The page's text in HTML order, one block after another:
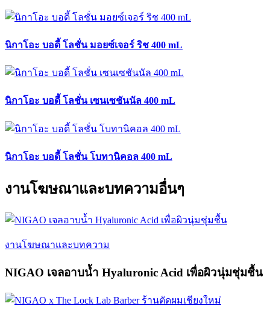
นิกาโอะ บอดี้ โลชั่น มอยซ์เจอร์ ริช 400 mL
นิกาโอะ บอดี้ โลชั่น เซนเซชันนัล 400 mL
นิกาโอะ บอดี้ โลชั่น โบทานิคอล 400 mL
งานโฆษณาและบทความอื่นๆ
งานโฆษณาและบทความ
NIGAO เจลอาบน้ำ Hyaluronic Acid เพื่อผิวนุ่มชุ่มชื้น